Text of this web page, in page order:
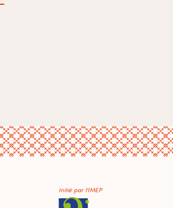
Initié par l'IMEP